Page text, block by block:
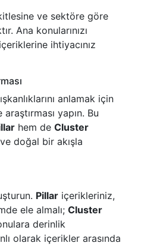
ve sektöre göre
Ana konularınızı
içeriklerine ihtiyacınız
anlamak için
yapın. Bu
hem de Cluster
doğal bir akışla
Pillar içerikleriniz,
ele almalı; Cluster
derinlik
olarak içerikler arasında